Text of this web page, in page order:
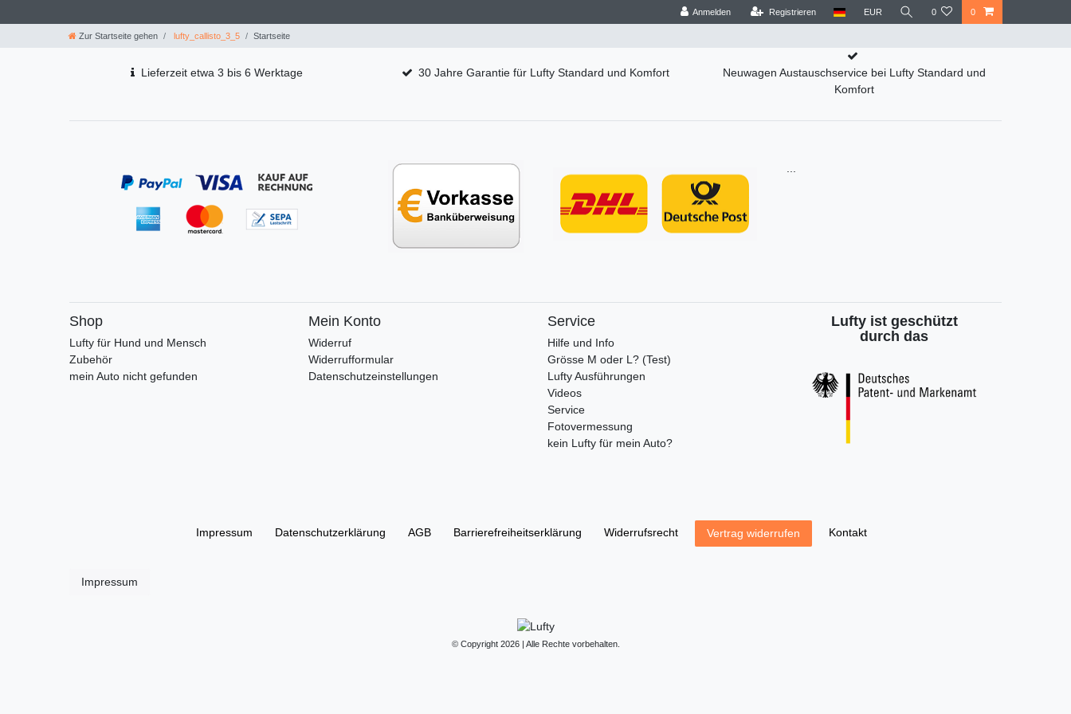
Anmelden Registrieren EUR 0 0
Zur Startseite gehen lufty_callisto_3_5 Startseite
Lieferzeit etwa 3 bis 6 Werktage 30 Jahre Garantie für Lufty Standard und Komfort
Neuwagen Austauschservice bei Lufty Standard und
Komfort
Shop
Lufty für Hund und Mensch
Zubehör
mein Auto nicht gefunden
Mein Konto
Widerruf
Widerrufformular
Datenschutzeinstellungen
Service
Hilfe und Info
Grösse M oder L? (Test)
Lufty Ausführungen
Videos
Service
Fotovermessung
kein Lufty für mein Auto?
Lufty ist geschützt
durch das
Impressum Daten­schutz­erklärung AGB Barrierefreiheitserklärung Widerrufs­recht Vertrag widerrufen Kontakt
Impressum
© Copyright 2026 | Alle Rechte vorbehalten.